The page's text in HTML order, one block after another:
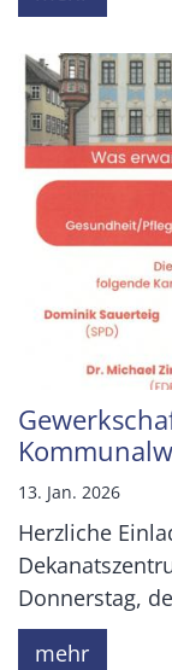
13. Jan. 2026
Herzliche
Donnerstag,
mehr